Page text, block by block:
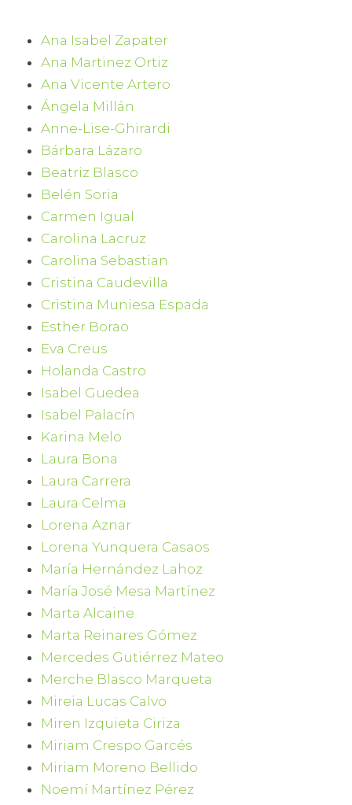
Ana Isabel Zapater
Ana Martinez Ortiz
Ana Vicente Artero
Ángela Millán
Anne-Lise-Ghirardi
Bárbara Lázaro
Beatriz Blasco
Belén Soria
Carmen Igual
Carolina Lacruz
Carolina Sebastian
Cristina Caudevilla
Cristina Muniesa Espada
Esther Borao
Eva Creus
Holanda Castro
Isabel Guedea
Isabel Palacín
Karina Melo
Laura Bona
Laura Carrera
Laura Celma
Lorena Aznar
Lorena Yunquera Casaos
María Hernández Lahoz
María José Mesa Martínez
Marta Alcaine
Marta Reinares Gómez
Mercedes Gutiérrez Mateo
Merche Blasco Marqueta
Mireia Lucas Calvo
Miren Izquieta Ciriza
Miriam Crespo Garcés
Miriam Moreno Bellido
Noemí Martínez Pérez